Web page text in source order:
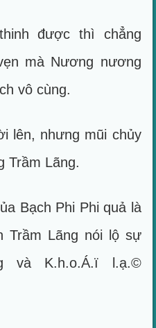
được thì chẳng
mà Nương nương
vô cùng.
lên, nhưng mũi chủy
Trầm Lãng.
Bạch Phi Phi quả là
Trầm Lãng nói lộ sự
và K.h.o.Á.ï l.ạ.©